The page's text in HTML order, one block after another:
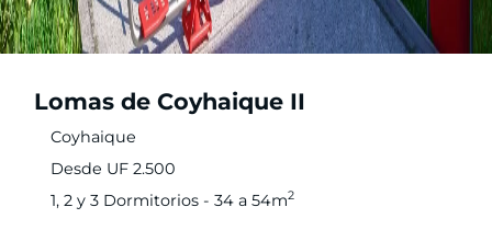
Lomas de Coyhaique II
Coyhaique
Desde UF 2.500
1, 2 y 3 Dormitorios - 34 a 54m2